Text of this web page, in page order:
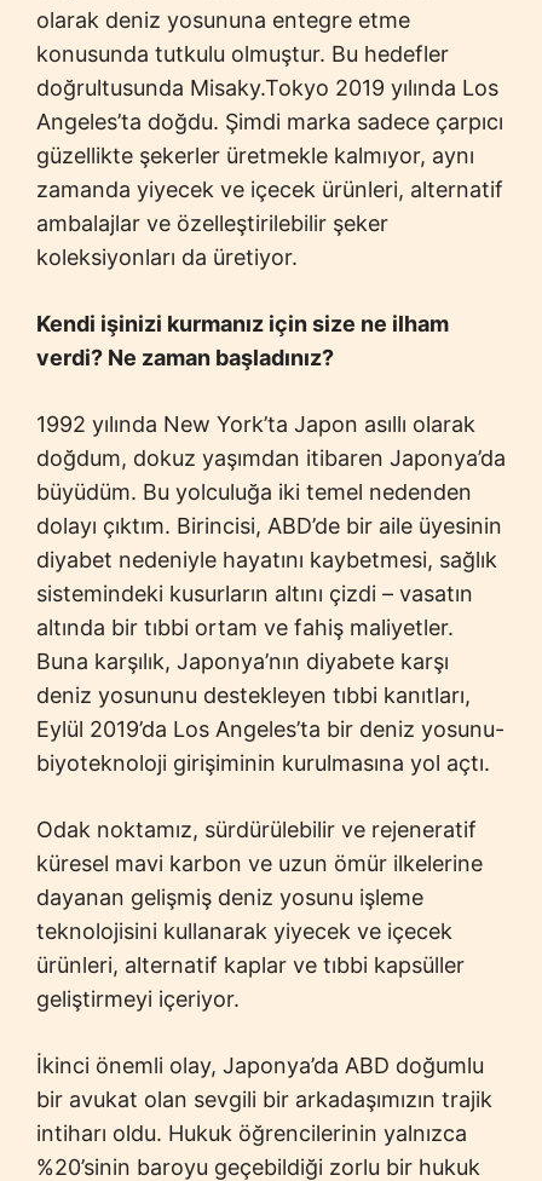
olarak deniz yosununa entegre etme
konusunda tutkulu olmuştur. Bu hedefler
doğrultusunda Misaky.Tokyo 2019 yılında Los
Angeles’ta doğdu. Şimdi marka sadece çarpıcı
güzellikte şekerler üretmekle kalmıyor, aynı
zamanda yiyecek ve içecek ürünleri, alternatif
ambalajlar ve özelleştirilebilir şeker
koleksiyonları da üretiyor.
Kendi işinizi kurmanız için size ne ilham
verdi? Ne zaman başladınız?
1992 yılında New York’ta Japon asıllı olarak
doğdum, dokuz yaşımdan itibaren Japonya’da
büyüdüm. Bu yolculuğa iki temel nedenden
dolayı çıktım. Birincisi, ABD’de bir aile üyesinin
diyabet nedeniyle hayatını kaybetmesi, sağlık
sistemindeki kusurların altını çizdi – vasatın
altında bir tıbbi ortam ve fahiş maliyetler.
Buna karşılık, Japonya’nın diyabete karşı
deniz yosununu destekleyen tıbbi kanıtları,
Eylül 2019’da Los Angeles’ta bir deniz yosunu-
biyoteknoloji girişiminin kurulmasına yol açtı.
Odak noktamız, sürdürülebilir ve rejeneratif
küresel mavi karbon ve uzun ömür ilkelerine
dayanan gelişmiş deniz yosunu işleme
teknolojisini kullanarak yiyecek ve içecek
ürünleri, alternatif kaplar ve tıbbi kapsüller
geliştirmeyi içeriyor.
İkinci önemli olay, Japonya’da ABD doğumlu
bir avukat olan sevgili bir arkadaşımızın trajik
intiharı oldu. Hukuk öğrencilerinin yalnızca
%20’sinin baroyu geçebildiği zorlu bir hukuk